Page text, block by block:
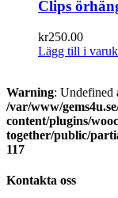
Clips
kr250.00
Lägg till i
Warning:
/var/www/
content/plugins/
together/public/
117
Kontakta oss